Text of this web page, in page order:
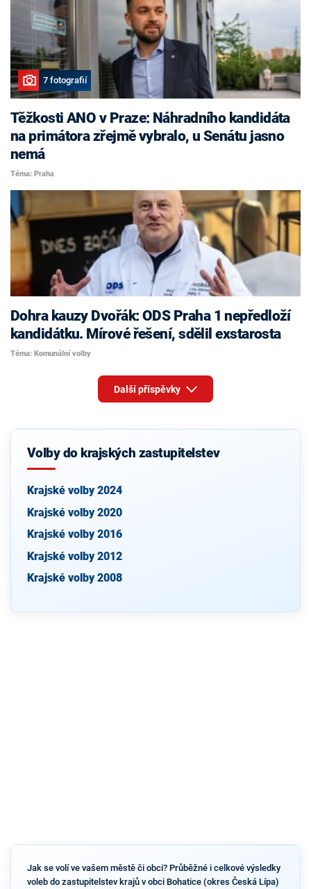
7 fotografií
Těžkosti ANO v Praze: Náhradního kandidáta
na primátora zřejmě vybralo, u Senátu jasno
nemá
Téma: Praha
Dohra kauzy Dvořák: ODS Praha 1 nepředloží
kandidátku. Mírové řešení, sdělil exstarosta
Téma: Komunální volby
Další příspěvky
Volby do krajských zastupitelstev
Krajské volby 2024
Krajské volby 2020
Krajské volby 2016
Krajské volby 2012
Krajské volby 2008
Jak se volí ve vašem městě či obci? Průběžné i celkové výsledky
voleb do zastupitelstev krajů v obci Bohatice (okres Česká Lípa)